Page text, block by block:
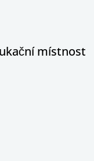
místnost